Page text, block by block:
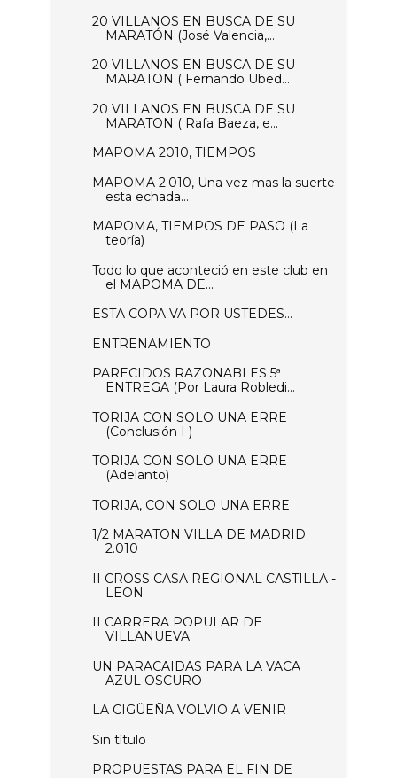
20 VILLANOS EN BUSCA DE SU
MARATÓN (José Valencia,...
20 VILLANOS EN BUSCA DE SU
MARATON ( Fernando Ubed...
20 VILLANOS EN BUSCA DE SU
MARATON ( Rafa Baeza, e...
MAPOMA 2010, TIEMPOS
MAPOMA 2.010, Una vez mas la suerte
esta echada...
MAPOMA, TIEMPOS DE PASO (La
teoría)
Todo lo que aconteció en este club en
el MAPOMA DE...
ESTA COPA VA POR USTEDES...
ENTRENAMIENTO
PARECIDOS RAZONABLES 5ª
ENTREGA (Por Laura Robledi...
TORIJA CON SOLO UNA ERRE
(Conclusión I )
TORIJA CON SOLO UNA ERRE
(Adelanto)
TORIJA, CON SOLO UNA ERRE
1/2 MARATON VILLA DE MADRID
2.010
II CROSS CASA REGIONAL CASTILLA -
LEON
II CARRERA POPULAR DE
VILLANUEVA
UN PARACAIDAS PARA LA VACA
AZUL OSCURO
LA CIGÜEÑA VOLVIO A VENIR
Sin título
PROPUESTAS PARA EL FIN DE